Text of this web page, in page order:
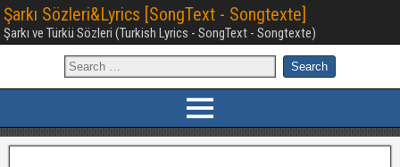
Şarkı Sözleri&Lyrics [SongText - Songtexte]
Şarkı ve Türkü Sözleri (Turkish Lyrics - SongText - Songtexte)